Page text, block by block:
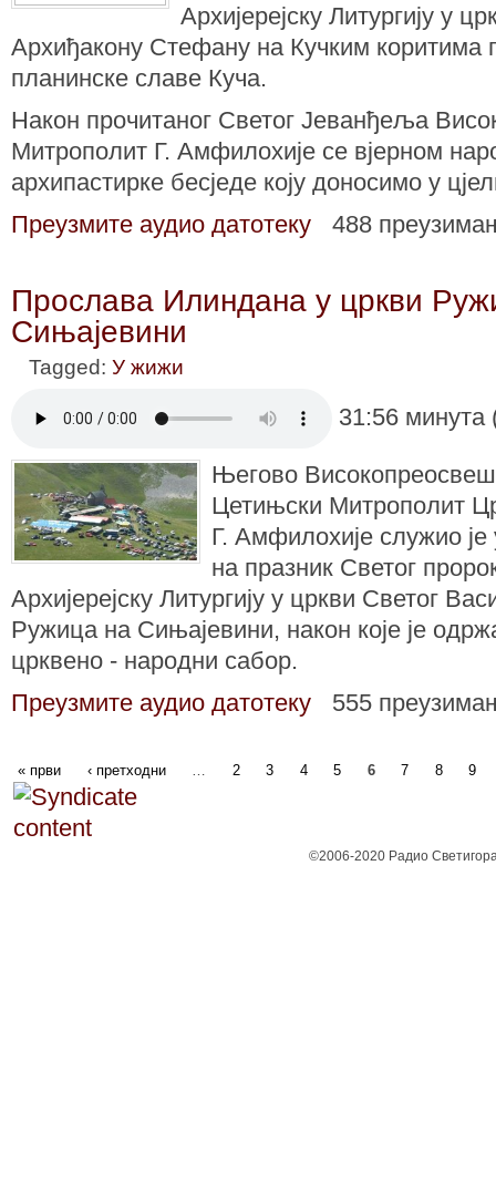
Архијерејску Литургију у
Архиђакону Стефану на Кучким
планинске славе Куча.
Након прочитаног Светог Јеванђеља
Митрополит Г. Амфилохије се вјерном
архипастирке бесједе коју доносимо у
Преузмите аудио датотеку
488
Прослава Илиндана у цркви
Сињајевини
Tagged: У жижи
31:56
Његово
Цетињски Митрополит
Г. Амфилохије служио је
на празник Светог
Архијерејску Литургију у цркви Светог
Ружица на Сињајевини, након које је
црквено - народни сабор.
Преузмите аудио датотеку
555
« први ‹ претходни … 2 3 4 5 6 7 8 9
©2006-2020 Радио